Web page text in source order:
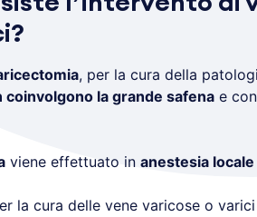
, per la cura della
coinvolgono la grande safenae
viene effettuato in anestesia locale
la cura delle vene varicose o